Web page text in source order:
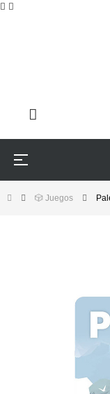
Navegación
☰
🎲 Juegos